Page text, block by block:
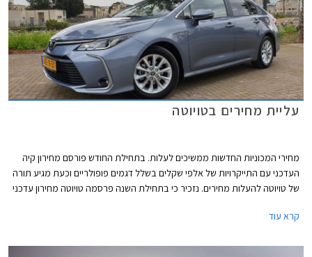
עליית מחירים בטויוטה
מחירי המכוניות החדשות ממשיכים לעלות. בתחילת החודש פורסם מחירון קיה
העדכני עם התייקרויות של אלפי שקלים בשלל דגמים פופולריים וכעת מגיע תורה
של טויוטה להעלות מחירים. נזכיר כי בתחילת השנה פרסמה טויוטה מחירון עדכני
הודעה של היצרנית על פיה עקב עיכובים בשרשרת האספקה חלו שינויים
זמני ההמתנה לרכבים חדשים. שיווקה של טויוטה יאריס הופסק לפני מספר
קרא עוד